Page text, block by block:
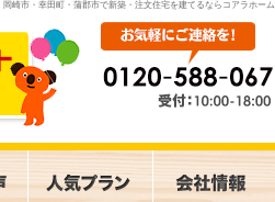
岡崎市・幸田町・蒲郡市で新築・注文住宅を建てるならコアラホーム